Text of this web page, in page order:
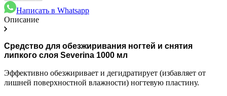
Написать в Whatsapp
Описание
Средство для обезжиривания ногтей и снятия
липкого слоя Severina 1000 мл
Эффективно обезжиривает и дегидратирует (избавляет от
лишней поверхностной влажности) ногтевую пластину.